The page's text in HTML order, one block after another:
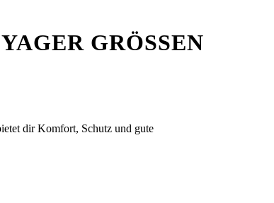
GRÖSSEN M
dir Komfort, Schutz und gute